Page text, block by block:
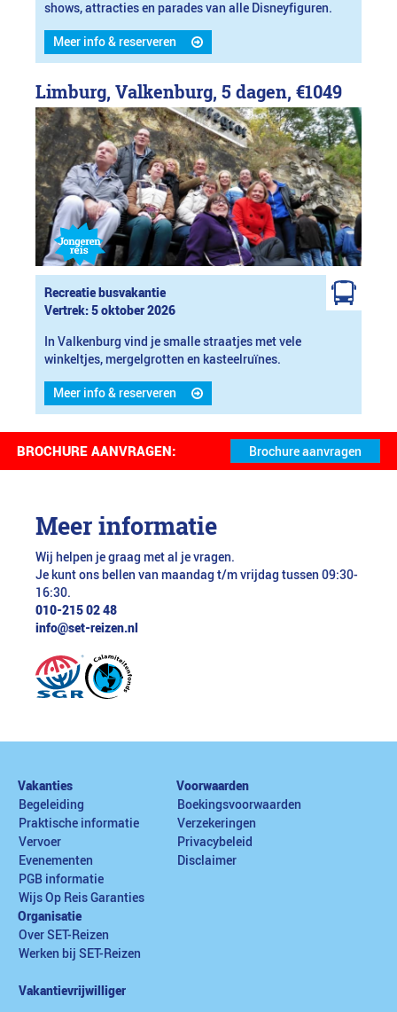
shows, attracties en parades van alle Disneyfiguren.
Meer info & reserveren
Limburg, Valkenburg, 5 dagen, €1049
Recreatie busvakantie
Vertrek: 5 oktober 2026
In Valkenburg vind je smalle straatjes met vele
winkeltjes, mergelgrotten en kasteelruïnes.
Meer info & reserveren
BROCHURE AANVRAGEN:
Meer informatie
Wij helpen je graag met al je vragen.
Je kunt ons bellen van maandag t/m vrijdag tussen 09:30-
16:30.
010-215 02 48
info@set-reizen.nl
Vakanties
Begeleiding
Praktische informatie
Vervoer
Evenementen
PGB informatie
Wijs Op Reis Garanties
Voorwaarden
Boekingsvoorwaarden
Verzekeringen
Privacybeleid
Disclaimer
Organisatie
Over SET-Reizen
Werken bij SET-Reizen
Vakantievrijwilliger